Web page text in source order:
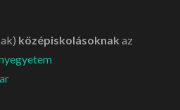
középiskolásoknak az